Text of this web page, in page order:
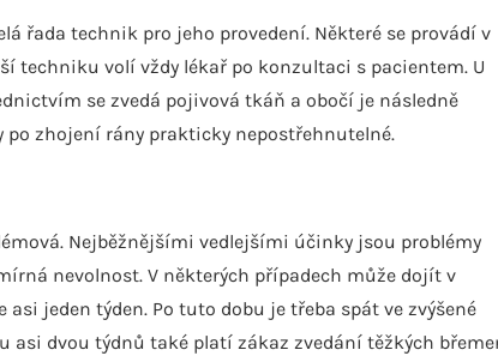
řada technik pro jeho provedení. Některé se provádí v
techniku volí vždy lékař po konzultaci s pacientem. U
se zvedá pojivová tkáň a obočí je následně
po zhojení rány prakticky nepostřehnutelné.
Nejběžnějšími vedlejšími účinky jsou problémy
nevolnost. V některých případech může dojít v
jeden týden. Po tuto dobu je třeba spát ve zvýšené
asi dvou týdnů také platí zákaz zvedání těžkých